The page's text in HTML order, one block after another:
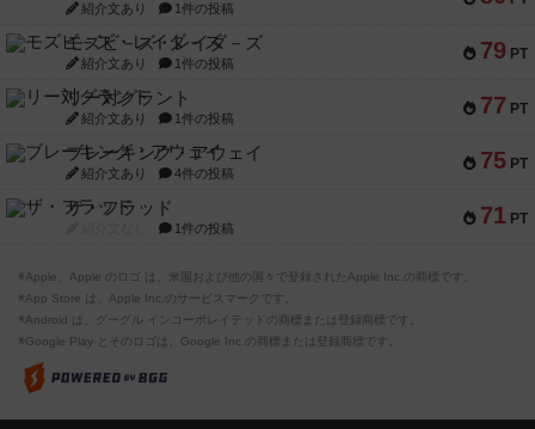
紹介文あり 1件の投稿
79 PT
モズビ－ズ・レイダ－ズ
紹介文あり 1件の投稿
77 PT
リー対グラント
紹介文あり 1件の投稿
75 PT
ブレーキング・アウェイ
紹介文あり 4件の投稿
71 PT
ザ・フラッド
1件の投稿
※Apple、Apple のロゴ は、米国および他の国々で登録されたApple Inc.の商標です。
※App Store は、Apple Inc.のサービスマークです。
※Android は、グーグル インコーポレイテッドの商標または登録商標です。
※Google Play とそのロゴは、Google Inc.の商標または登録商標です。